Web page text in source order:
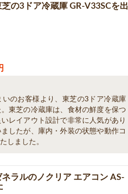
の3ドア冷蔵庫 GR-V33SCを出
のお客様より、東芝の3ドア冷蔵庫
東芝の冷蔵庫は、食材の鮮度を保つ
レイアウト設計で非常に人気があり
したが、庫内・外装の状態や動作コ
しました。
ラルのノクリア エアコン AS-